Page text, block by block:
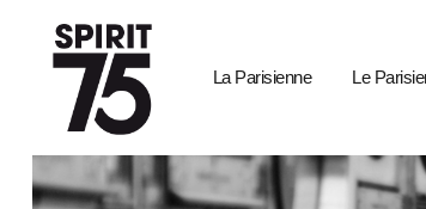
La Parisienne Le